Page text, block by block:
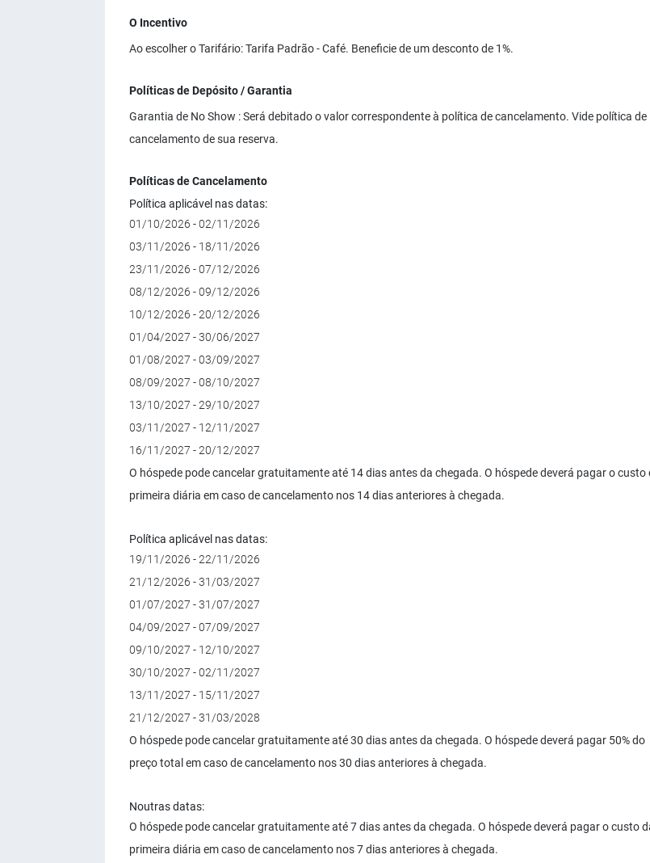
O Incentivo
Ao escolher o Tarifário: Tarifa Padrão - Café. Beneficie de um desconto de 1%.
Políticas de Depósito / Garantia
Garantia de No Show : Será debitado o valor correspondente à política de cancelamento. Vide política de
cancelamento de sua reserva.
Políticas de Cancelamento
Política aplicável nas datas:
01/10/2026 - 02/11/2026
03/11/2026 - 18/11/2026
23/11/2026 - 07/12/2026
08/12/2026 - 09/12/2026
10/12/2026 - 20/12/2026
01/04/2027 - 30/06/2027
01/08/2027 - 03/09/2027
08/09/2027 - 08/10/2027
13/10/2027 - 29/10/2027
03/11/2027 - 12/11/2027
16/11/2027 - 20/12/2027
O hóspede pode cancelar gratuitamente até 14 dias antes da chegada. O hóspede deverá pagar o custo
primeira diária em caso de cancelamento nos 14 dias anteriores à chegada.
Política aplicável nas datas:
19/11/2026 - 22/11/2026
21/12/2026 - 31/03/2027
01/07/2027 - 31/07/2027
04/09/2027 - 07/09/2027
09/10/2027 - 12/10/2027
30/10/2027 - 02/11/2027
13/11/2027 - 15/11/2027
21/12/2027 - 31/03/2028
O hóspede pode cancelar gratuitamente até 30 dias antes da chegada. O hóspede deverá pagar 50% do
preço total em caso de cancelamento nos 30 dias anteriores à chegada.
Noutras datas:
O hóspede pode cancelar gratuitamente até 7 dias antes da chegada. O hóspede deverá pagar o custo
primeira diária em caso de cancelamento nos 7 dias anteriores à chegada.